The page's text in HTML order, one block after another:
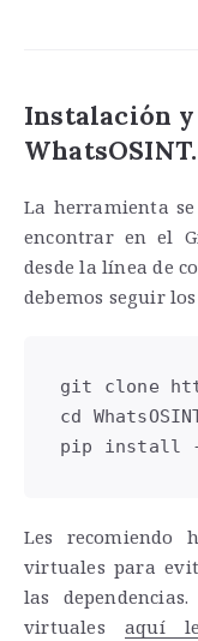
Instalación
WhatsOSINT.
La herramienta
encontrar en el
desde la línea de
debemos seguir
git clone
cd
pip install -
Les recomiendo
virtuales para
las
virtualesaquí